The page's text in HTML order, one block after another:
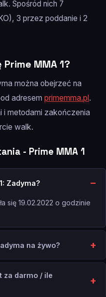
Spośród nich 7
3 przez poddanie i 2
MMA 1?
można obejrzeć na
adresem primemma.pl .
metodami zakończenia
walk.
- Prime MMA 1
Zadyma?
się 19.02.2022 o godzinie
na żywo?
za darmo / ile